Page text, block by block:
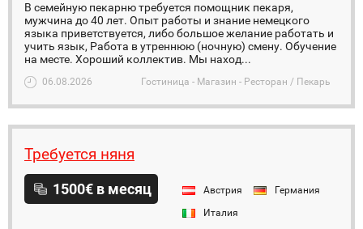
В семейную пекарню требуется помощник пекаря,
мужчина до 40 лет. Опыт работы и знание немецкого
языка приветствуется, либо большое желание работать и
учить язык, Работа в утреннюю (ночную) смену. Обучение
на месте. Хороший коллектив. Мы наход...
06.08.2026 Гостиница - Магазин - Ресторан / Пекарь
Требуется няня
1500€ в месяц Австрия
Германия
Италия